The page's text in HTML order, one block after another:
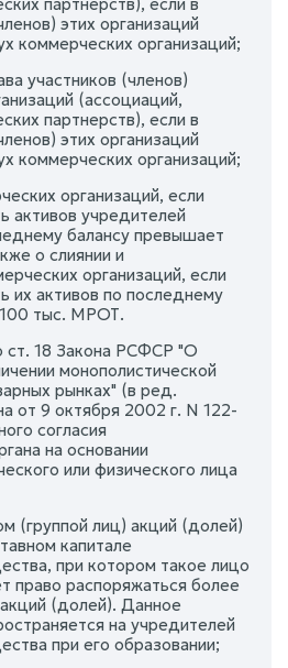
этих организаций
коммерческих организаций;
участников (членов)
(ассоциаций,
партнерств), если в
этих организаций
коммерческих организаций;
организаций, если
активов учредителей
балансу превышает
о слиянии и
организаций, если
их активов по последнему
тыс. МРОТ.
ст. 18 Закона РСФСР "О
монополистической
рынках" (в ред.
от 9 октября 2002 г. N 122-
согласия
на основании
или физического лица
(группой лиц) акций (долей)
капитале
при котором такое лицо
право распоряжаться более
(долей). Данное
на учредителей
при его образовании;